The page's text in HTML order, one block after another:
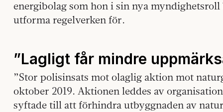
energibolag som hon i sin nya
utforma regelverken för.
”Lagligt får mindre
”Stor polisinsats mot olaglig aktion mot
oktober 2019. Aktionen leddes av
syftade till att förhindra utbyggnaden av